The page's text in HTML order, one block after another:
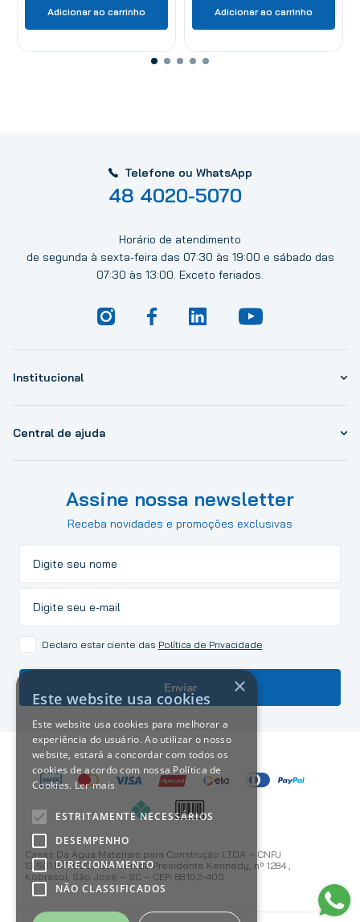
Adicionar ao carrinho Adicionar ao carrinho
Telefone ou WhatsApp
48 4020-5070
Horário de atendimento
de segunda à sexta-feira das 07:30 às 19:00 e sábado das
07:30 às 13:00. Exceto feriados.
Institucional
Central de ajuda
Assine nossa newsletter
Receba novidades e promoções exclusivas
Declaro estar ciente das Política de Privacidade
Enviar
Casas Da Água Materiais para Construção LTDA – CNPJ
13.501.187/0001-59 Avenida Presidente Kennedy, nº 1284 ,
Kobrasol, São José – SC – CEP: 88.102-400
×
Este website usa cookies
Este website usa cookies para melhorar a
experiência do usuário. Ao utilizar o nosso
website, estará a concordar com todos os
cookies de acordo com nossa Política de
Cookies. Ler mais
ESTRITAMENTE NECESSÁRIOS
DESEMPENHO
DIRECIONAMENTO
NÃO CLASSIFICADOS